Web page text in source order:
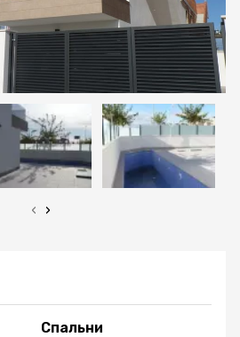
‹ ›
Спальни